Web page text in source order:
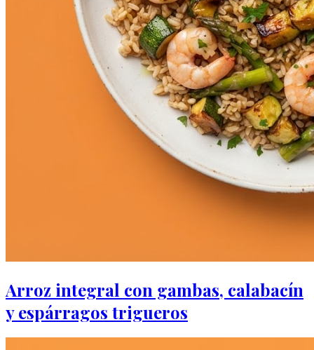
Arroz integral con gambas, calabacín
y espárragos trigueros